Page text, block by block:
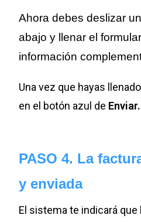
Ahora debes deslizar
abajo y llenar el
información
Una vez que hayas
en el botón azul de Enviar.
PASO 4. La
y enviada
El sistema te indicará